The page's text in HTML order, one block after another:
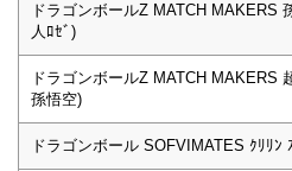
ドラゴンボールZ MATCH MAKERS
人ﾛｾﾞ)
ドラゴンボールZ MATCH MAKERS
孫悟空)
ドラゴンボール SOFVIMATES ｸﾘﾘﾝ